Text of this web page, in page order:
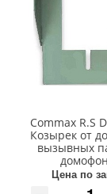
Commax R.S
Козырек от
вызывных
Цена по